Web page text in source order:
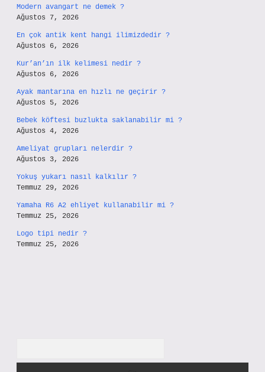
Modern avangart ne demek ?
Ağustos 7, 2026
En çok antik kent hangi ilimizdedir ?
Ağustos 6, 2026
Kur’an’ın ilk kelimesi nedir ?
Ağustos 6, 2026
Ayak mantarına en hızlı ne geçirir ?
Ağustos 5, 2026
Bebek köftesi buzlukta saklanabilir mi ?
Ağustos 4, 2026
Ameliyat grupları nelerdir ?
Ağustos 3, 2026
Yokuş yukarı nasıl kalkılır ?
Temmuz 29, 2026
Yamaha R6 A2 ehliyet kullanabilir mi ?
Temmuz 25, 2026
Logo tipi nedir ?
Temmuz 25, 2026